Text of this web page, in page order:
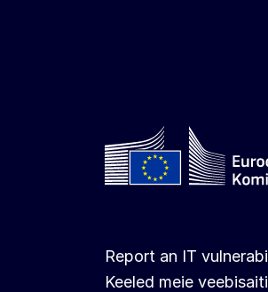
Report an IT
Keeled meie